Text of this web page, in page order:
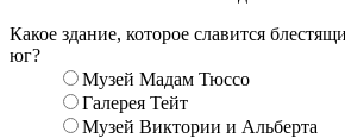
Какое здание, которое славится
юг?
Музей Мадам Тюссо
Галерея Тейт
Музей Виктории и Альберта